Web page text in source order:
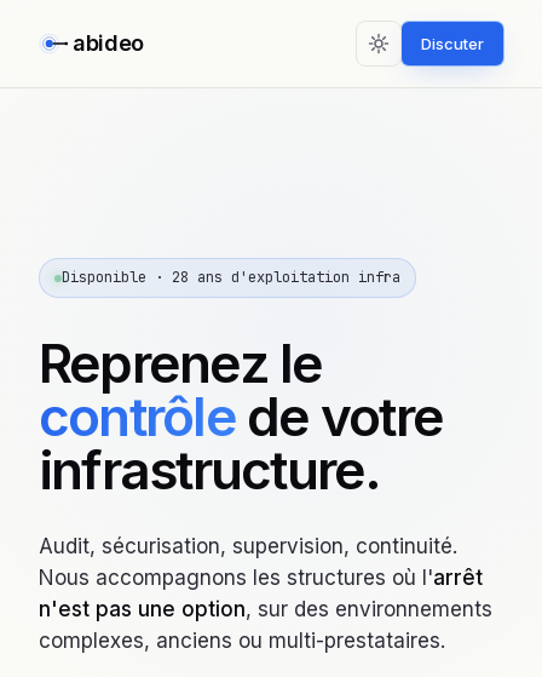
abideo Discuter
Disponible · 28 ans d'exploitation infra
Reprenez le
contrôlede votre
infrastructure.
Audit, sécurisation, supervision, continuité.
Nous accompagnons les structures où l'arrêt
n'est pas une option, sur des environnements
complexes, anciens ou multi-prestataires.